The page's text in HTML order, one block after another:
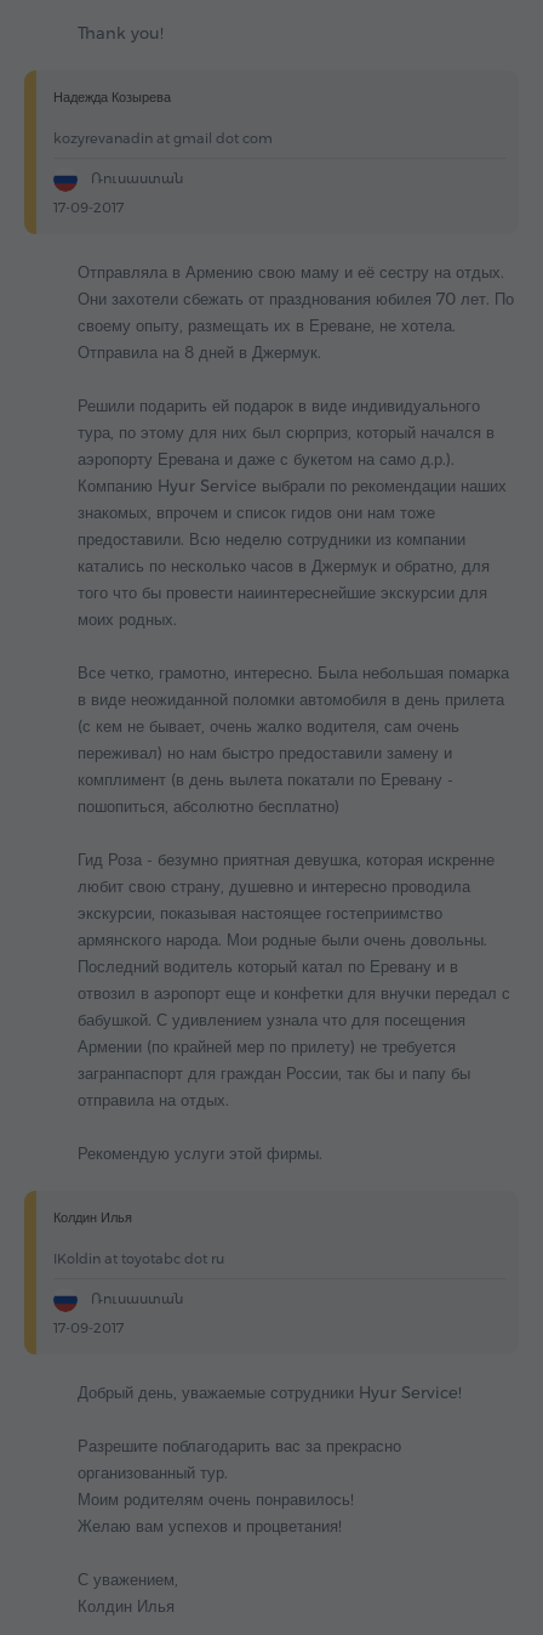
Thank you!
Надежда Козырева
kozyrevanadin at gmail dot com
Ռուսաստան
17-09-2017
Отправляла в Армению свою маму и её сестру на отдых.
Они захотели сбежать от празднования юбилея 70 лет. По
своему опыту, размещать их в Ереване, не хотела.
Отправила на 8 дней в Джермук.
Решили подарить ей подарок в виде индивидуального
тура, по этому для них был сюрприз, который начался в
аэропорту Еревана и даже с букетом на само д.р.).
Компанию Hyur Service выбрали по рекомендации наших
знакомых, впрочем и список гидов они нам тоже
предоставили. Всю неделю сотрудники из компании
катались по несколько часов в Джермук и обратно, для
того что бы провести наиинтереснейшие экскурсии для
моих родных.
Все четко, грамотно, интересно. Была небольшая помарка
в виде неожиданной поломки автомобиля в день прилета
(с кем не бывает, очень жалко водителя, сам очень
переживал) но нам быстро предоставили замену и
комплимент (в день вылета покатали по Еревану -
пошопиться, абсолютно бесплатно)
Гид Роза - безумно приятная девушка, которая искренне
любит свою страну, душевно и интересно проводила
экскурсии, показывая настоящее гостеприимство
армянского народа. Мои родные были очень довольны.
Последний водитель который катал по Еревану и в
отвозил в аэропорт еще и конфетки для внучки передал с
бабушкой. С удивлением узнала что для посещения
Армении (по крайней мер по прилету) не требуется
загранпаспорт для граждан России, так бы и папу бы
отправила на отдых.
Рекомендую услуги этой фирмы.
Колдин Илья
IKoldin at toyotabc dot ru
Ռուսաստան
17-09-2017
Добрый день, уважаемые сотрудники Hyur Service!
Разрешите поблагодарить вас за прекрасно
организованный тур.
Моим родителям очень понравилось!
Желаю вам успехов и процветания!
С уважением,
Колдин Илья